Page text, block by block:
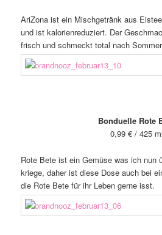
AriZona ist ein Mischgetränk aus
und ist kalorienreduziert. Der
frisch und schmeckt total nach Sommer
Bonduelle Rote
0,99 € / 425 ml
Rote Bete ist ein Gemüse was ich nun
kriege, daher ist diese Dose auch bei
die Rote Bete für ihr Leben gerne isst.